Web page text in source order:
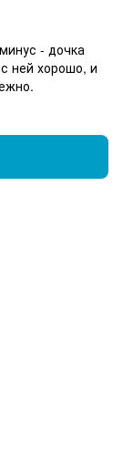
- дочка
ней хорошо, и